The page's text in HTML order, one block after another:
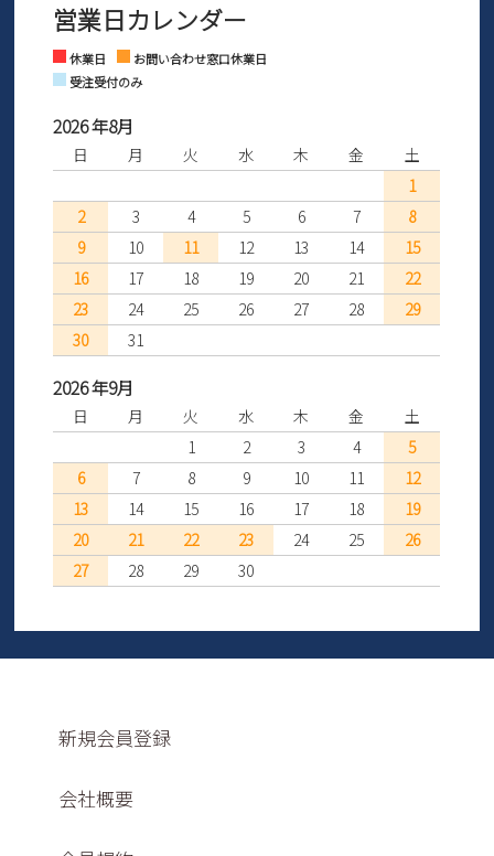
さい。
※土日祝はお問い合わせ窓口休業日となります。
Facebook Instagram
営業日カレンダー
休業日
お問い合わせ窓口休業日
受注受付のみ
2026 年8月
日 月 火 水 木 金
土
1
2
3 4 5 6 7
8
9
10 11 12 13 14
15
16
17 18 19 20 21
22
23
24 25 26 27 28
29
30
31
2026 年9月
日 月 火 水 木 金
土
1
2 3 4
5
6
7 8 9 10 11
12
13
14 15 16 17 18
19
20
21 22 23 24 25
26
27
28 29 30
新規会員登録
会社概要